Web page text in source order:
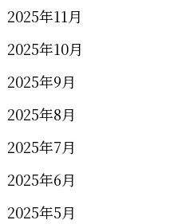
2025年11月
2025年10月
2025年9月
2025年8月
2025年7月
2025年6月
2025年5月